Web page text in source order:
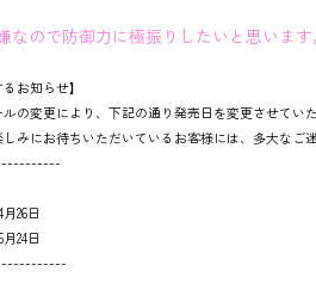
なので防御力に極振りしたいと思いま
お知らせ】
の変更により、下記の通り発売日を変更させていた
みにお待ちいただいているお客様には、多大なご
26日
24日